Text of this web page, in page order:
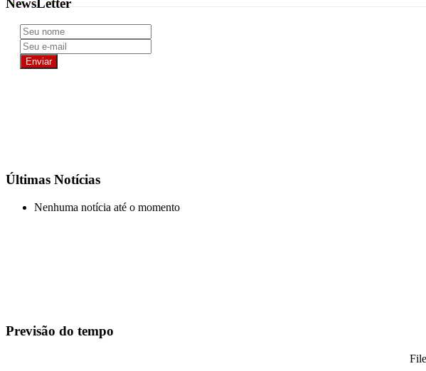
Últimas Notícias
Nenhuma notícia até o momento
Previsão do tempo